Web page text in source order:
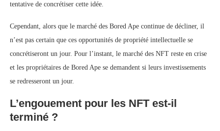
tentative de concrétiser cette idée.
Cependant, alors que le marché des Bored Ape continue de décliner, il
n’est pas certain que ces opportunités de propriété intellectuelle se
concrétiseront un jour. Pour l’instant, le marché des NFT reste en crise
et les propriétaires de Bored Ape se demandent si leurs investissements
se redresseront un jour.
L’engouement pour les NFT est-il
terminé ?